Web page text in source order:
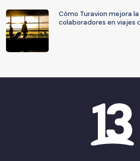
Cómo Turavion mejora
colaboradores en viajes